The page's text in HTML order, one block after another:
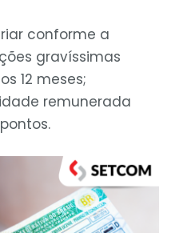
conforme a
gravíssimas
12 meses;
remunerada